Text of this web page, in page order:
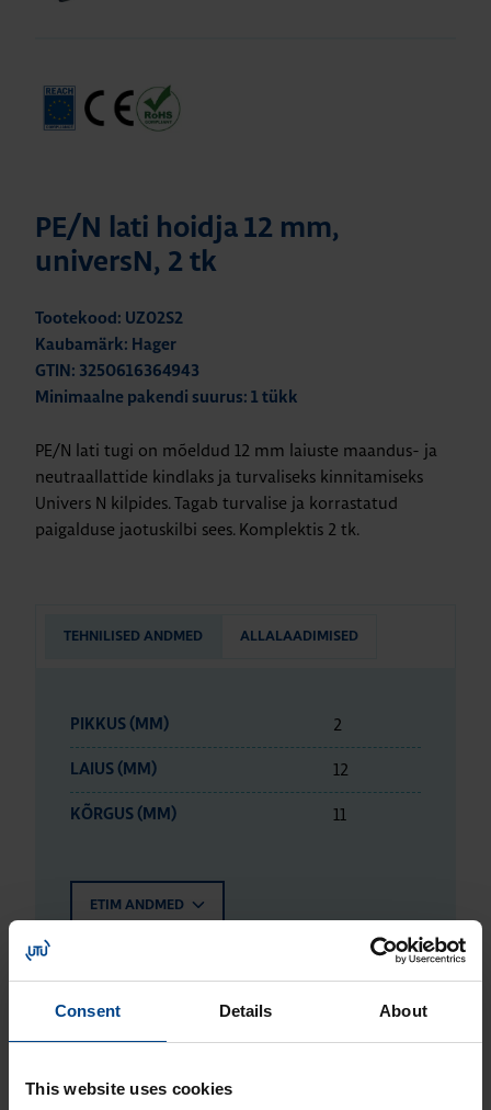
Consent Details About
This website uses cookies
PE/N lati hoidja 12 mm,
universN, 2 tk
Tootekood: UZ02S2
Kaubamärk: Hager
GTIN: 3250616364943
Minimaalne pakendi suurus: 1 tükk
PE/N lati tugi on mõeldud 12 mm laiuste maandus- ja
neutraallattide kindlaks ja turvaliseks kinnitamiseks
Univers N kilpides.Tagab turvalise ja korrastatud
paigalduse jaotuskilbi sees.Komplektis 2 tk.
TEHNILISED ANDMED ALLALAADIMISED
PIKKUS (MM) 2
LAIUS (MM) 12
KÕRGUS (MM) 11
ETIM ANDMED
LOGISTIKAANDMED